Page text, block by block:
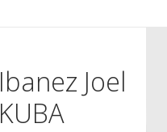
Ibanez Joel
KUBA